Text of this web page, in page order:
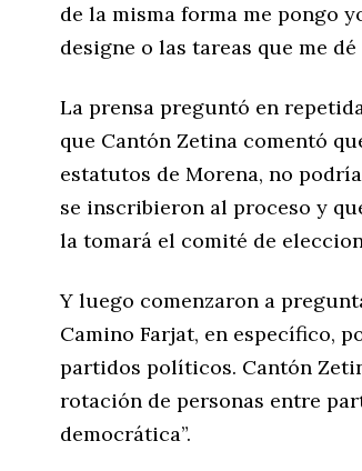
de la misma forma me pongo
designe o las tareas que me dé
La prensa preguntó en
que Cantón Zetina comentó
estatutos de Morena, no
se inscribieron al proceso y
la tomará el comité de
Y luego comenzaron a
Camino Farjat, en específico,
partidos políticos. Cantón
rotación de personas entre
democrática”.